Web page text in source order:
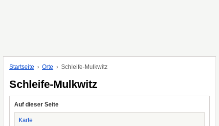
Startseite Orte Schleife-Mulkwitz
Schleife-Mulkwitz
Auf dieser Seite
Karte